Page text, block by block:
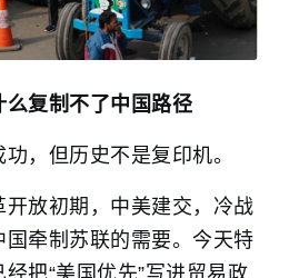
复制不了中国路径
，但历史不是复印机。
放初期，中美建交，冷战
牵制苏联的需要。今天特
把“美国优先”写进贸易政